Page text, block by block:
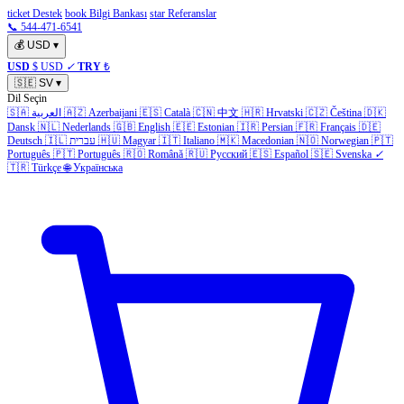
ticket Destek book Bilgi Bankası star Referanslar
📞 544-471-6541
💰 USD ▾
USD $ USD ✓ TRY ₺
🇸🇪 SV ▾
Dil Seçin
🇸🇦 العربية 🇦🇿 Azerbaijani 🇪🇸 Català 🇨🇳 中文 🇭🇷 Hrvatski 🇨🇿 Čeština 🇩🇰
Dansk 🇳🇱 Nederlands 🇬🇧 English 🇪🇪 Estonian 🇮🇷 Persian 🇫🇷 Français 🇩🇪
Deutsch 🇮🇱 עברית 🇭🇺 Magyar 🇮🇹 Italiano 🇲🇰 Macedonian 🇳🇴 Norwegian 🇵🇹
Português 🇵🇹 Português 🇷🇴 Română 🇷🇺 Русский 🇪🇸 Español 🇸🇪 Svenska ✓
🇹🇷 Türkçe 🌐 Українська